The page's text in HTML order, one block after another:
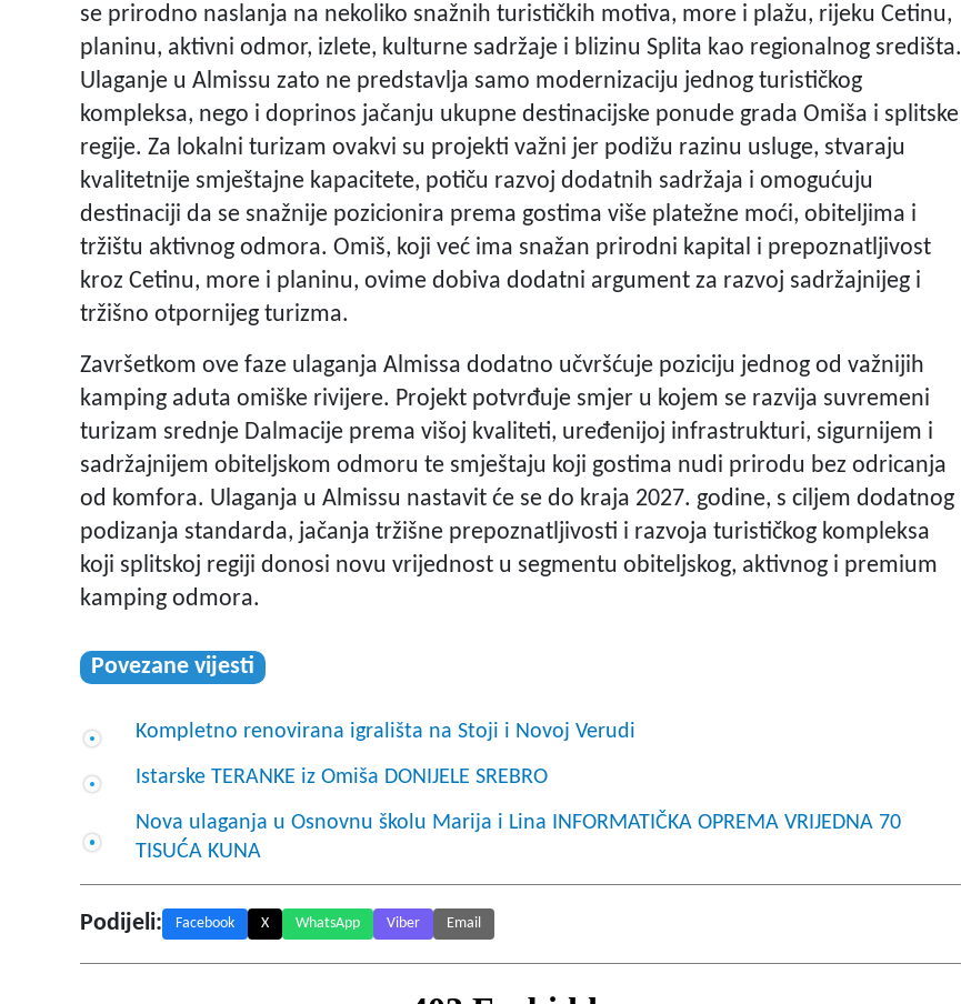
se prirodno naslanja na nekoliko snažnih turističkih motiva, more i plažu, rijeku Cetinu,
planinu, aktivni odmor, izlete, kulturne sadržaje i blizinu Splita kao regionalnog središta.
Ulaganje u Almissu zato ne predstavlja samo modernizaciju jednog turističkog
kompleksa, nego i doprinos jačanju ukupne destinacijske ponude grada Omiša i splitske
regije. Za lokalni turizam ovakvi su projekti važni jer podižu razinu usluge, stvaraju
kvalitetnije smještajne kapacitete, potiču razvoj dodatnih sadržaja i omogućuju
destinaciji da se snažnije pozicionira prema gostima više platežne moći, obiteljima i
tržištu aktivnog odmora. Omiš, koji već ima snažan prirodni kapital i prepoznatljivost
kroz Cetinu, more i planinu, ovime dobiva dodatni argument za razvoj sadržajnijeg i
tržišno otpornijeg turizma.
Završetkom ove faze ulaganja Almissa dodatno učvršćuje poziciju jednog od važnijih
kamping aduta omiške rivijere. Projekt potvrđuje smjer u kojem se razvija suvremeni
turizam srednje Dalmacije prema višoj kvaliteti, uređenijoj infrastrukturi, sigurnijem i
sadržajnijem obiteljskom odmoru te smještaju koji gostima nudi prirodu bez odricanja
od komfora. Ulaganja u Almissu nastavit će se do kraja 2027. godine, s ciljem dodatnog
podizanja standarda, jačanja tržišne prepoznatljivosti i razvoja turističkog kompleksa
koji splitskoj regiji donosi novu vrijednost u segmentu obiteljskog, aktivnog i premium
kamping odmora.
Povezane vijesti
Kompletno renovirana igrališta na Stoji i Novoj Verudi
Istarske TERANKE iz Omiša DONIJELE SREBRO
Nova ulaganja u Osnovnu školu Marija i Lina INFORMATIČKA OPREMA VRIJEDNA 70
TISUĆA KUNA
Podijeli: Facebook X WhatsApp Viber Email